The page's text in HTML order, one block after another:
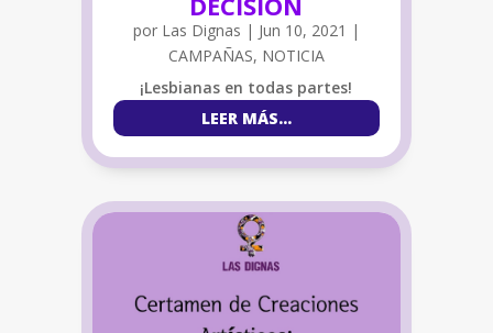
por Las Dignas | Jun 10, 2021 |
CAMPAÑAS, NOTICIA
¡Lesbianas en todas partes!
LEER MÁS…